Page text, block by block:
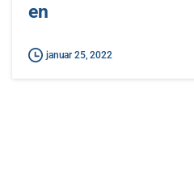
en
januar 25, 2022